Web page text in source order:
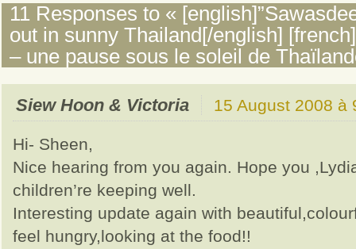
11 Responses to «
out in sunny Thailand[/english]
– une pause sous le soleil de
Siew Hoon & Victoria 15 August 2008 à
Hi- Sheen,
Nice hearing from you again. Hope you
children’re keeping well.
Interesting update again with
feel hungry,looking at the food!!